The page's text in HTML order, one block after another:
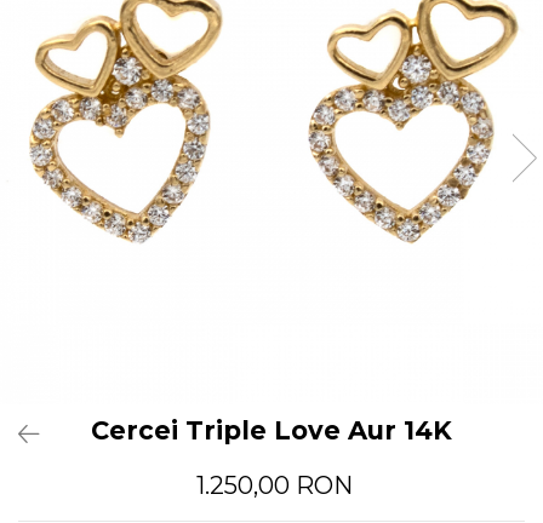
Cercei Triple Love Aur 14K
1.250,00 RON